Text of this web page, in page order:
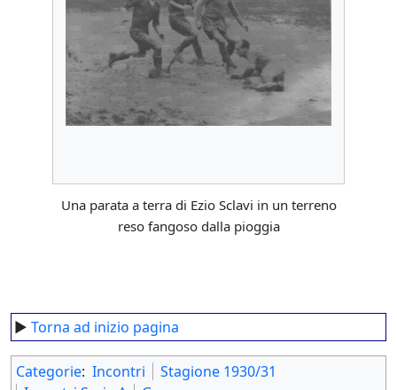
Una parata a terra di Ezio Sclavi in un terreno
reso fangoso dalla pioggia
► Torna ad inizio pagina
Categorie: Incontri
Stagione 1930/31